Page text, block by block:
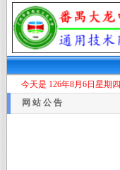
今天是 126年8月6日星期四
网 站 公 告